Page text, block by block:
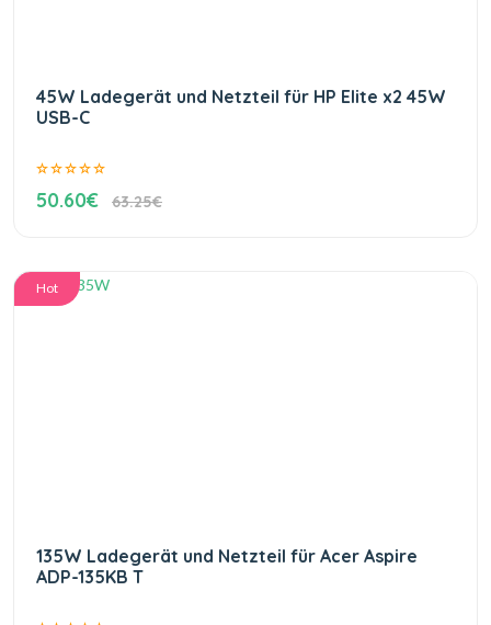
45W Ladegerät und Netzteil für HP Elite x2 45W
USB-C
50.60€ 63.25€
Hot
135W Ladegerät und Netzteil für Acer Aspire
ADP-135KB T